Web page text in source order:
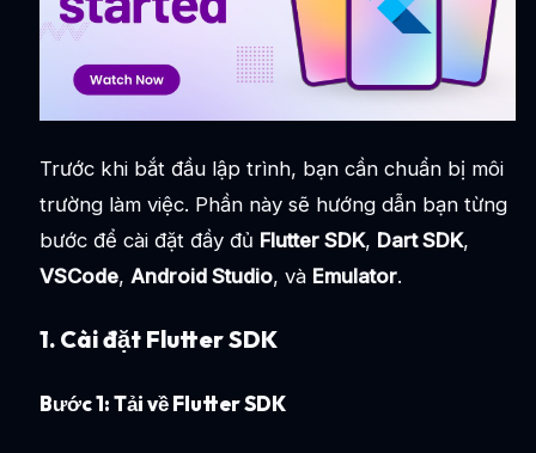
Trước khi bắt đầu lập trình, bạn cần chuẩn bị môi
trường làm việc. Phần này sẽ hướng dẫn bạn từng
bước để cài đặt đầy đủ Flutter SDK, Dart SDK,
VSCode, Android Studio, và Emulator.
1. Cài đặt Flutter SDK
Bước 1: Tải về Flutter SDK